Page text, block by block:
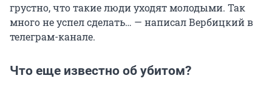
грустно, что такие люди уходят молодыми. Так
много не успел сделать… — написал Вербицкий в
телеграм-канале.
Что еще известно об убитом?